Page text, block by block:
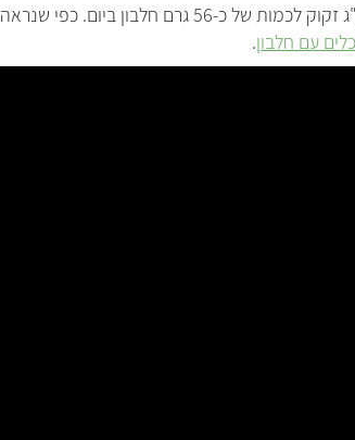
אדם בוגר זקוק לכמות של כ-0.8 גרם חלבון לכל קילוגרם ממשקל גופו. לדוגמה, גבר ששוקל 70 ק"ג זקוק לכמות של כ-56 גרם חלבון ביום. כפי שנראה
.